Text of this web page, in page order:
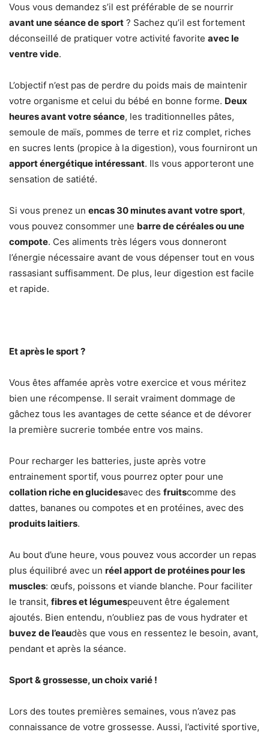
Vous vous demandez s’il est préférable de se nourrir
avant une séance de sport ? Sachez qu’il est fortement
déconseillé de pratiquer votre activité favorite avec le
ventre vide.
L’objectif n’est pas de perdre du poids mais de maintenir
votre organisme et celui du bébé en bonne forme. Deux
heures avant votre séance, les traditionnelles pâtes,
semoule de maïs, pommes de terre et riz complet, riches
en sucres lents (propice à la digestion), vous fourniront un
apport énergétique intéressant. Ils vous apporteront une
sensation de satiété.
Si vous prenez un encas 30 minutes avant votre sport,
vous pouvez consommer une barre de céréales ou une
compote. Ces aliments très légers vous donneront
l’énergie nécessaire avant de vous dépenser tout en vous
rassasiant suffisamment. De plus, leur digestion est facile
et rapide.
Et après le sport ?
Vous êtes affamée après votre exercice et vous méritez
bien une récompense. Il serait vraiment dommage de
gâchez tous les avantages de cette séance et de dévorer
la première sucrerie tombée entre vos mains.
Pour recharger les batteries, juste après votre
entrainement sportif, vous pourrez opter pour une
collation riche en glucidesavec des fruitscomme des
dattes, bananes ou compotes et en protéines, avec des
produits laitiers.
Au bout d’une heure, vous pouvez vous accorder un repas
plus équilibré avec un réel apport de protéines pour les
muscles: œufs, poissons et viande blanche. Pour faciliter
le transit, fibres et légumespeuvent être également
ajoutés. Bien entendu, n’oubliez pas de vous hydrater et
buvez de l’eaudès que vous en ressentez le besoin, avant,
pendant et après la séance.
Sport & grossesse, un choix varié !
Lors des toutes premières semaines, vous n’avez pas
connaissance de votre grossesse. Aussi, l’activité sportive,